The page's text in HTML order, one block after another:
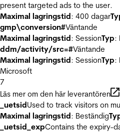
present targeted ads to the user.
Maximal lagringstid: 400 dagar
gmp\conversion#Väntande
Maximal lagringstid: SessionTyp:
ddm/activity/src=#Väntande
Maximal lagringstid: SessionTyp:
Microsoft
7
Läs mer om den här leverantören
_uetsidUsed to track visitors on
Maximal lagringstid: Beständig
_uetsid_expContains the expiry-